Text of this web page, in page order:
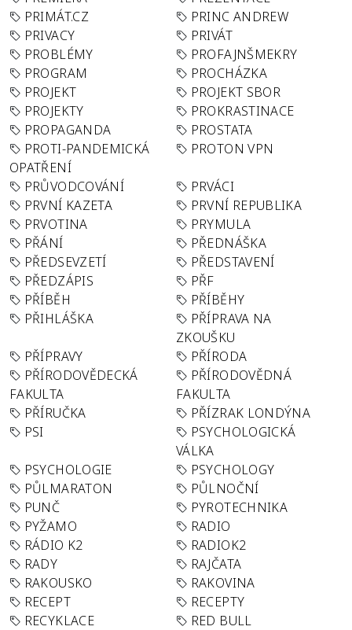
PRIMÁT.CZ
PRINC ANDREW
PRIVACY
PRIVÁT
PROBLÉMY
PROFAJNŠMEKRY
PROGRAM
PROCHÁZKA
PROJEKT
PROJEKT SBOR
PROJEKTY
PROKRASTINACE
PROPAGANDA
PROSTATA
PROTI-PANDEMICKÁ
OPATŘENÍ
PROTON VPN
PRŮVODCOVÁNÍ
PRVÁCI
PRVNÍ KAZETA
PRVNÍ REPUBLIKA
PRVOTINA
PRYMULA
PŘÁNÍ
PŘEDNÁŠKA
PŘEDSEVZETÍ
PŘEDSTAVENÍ
PŘEDZÁPIS
PŘF
PŘÍBĚH
PŘÍBĚHY
PŘIHLÁŠKA
PŘÍPRAVA NA
ZKOUŠKU
PŘÍPRAVY
PŘÍRODA
PŘÍRODOVĚDECKÁ
FAKULTA
PŘÍRODOVĚDNÁ
FAKULTA
PŘÍRUČKA
PŘÍZRAK LONDÝNA
PSI
PSYCHOLOGICKÁ
VÁLKA
PSYCHOLOGIE
PSYCHOLOGY
PŮLMARATON
PŮLNOČNÍ
PUNČ
PYROTECHNIKA
PYŽAMO
RADIO
RÁDIO K2
RADIOK2
RADY
RAJČATA
RAKOUSKO
RAKOVINA
RECEPT
RECEPTY
RECYKLACE
RED BULL